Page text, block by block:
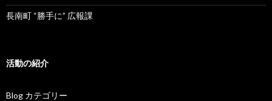
長南町 “勝手に” 広報課
活動の紹介
Blog カテゴリー